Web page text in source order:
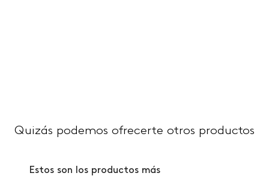
Quizás podemos ofrecerte otros productos
Estos son los productos más